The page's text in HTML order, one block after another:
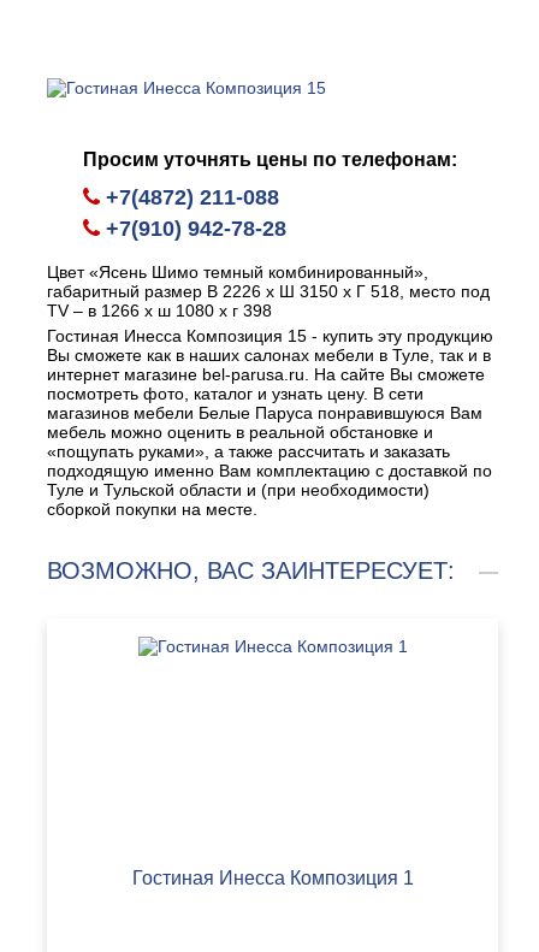
Просим уточнять цены по телефонам:
+7(4872) 211-088
+7(910) 942-78-28
Цвет «Ясень Шимо темный комбинированный»,
габаритный размер В 2226 х Ш 3150 х Г 518, место под
ТV – в 1266 х ш 1080 х г 398
Гостиная Инесса Композиция 15 - купить эту продукцию
Вы сможете как в наших салонах мебели в Туле, так и в
интернет магазине bel-parusa.ru. На сайте Вы сможете
посмотреть фото, каталог и узнать цену. В сети
магазинов мебели Белые Паруса понравившуюся Вам
мебель можно оценить в реальной обстановке и
«пощупать руками», а также рассчитать и заказать
подходящую именно Вам комплектацию с доставкой по
Туле и Тульской области и (при необходимости)
сборкой покупки на месте.
ВОЗМОЖНО, ВАС ЗАИНТЕРЕСУЕТ:
Гостиная Инесса Композиция 1